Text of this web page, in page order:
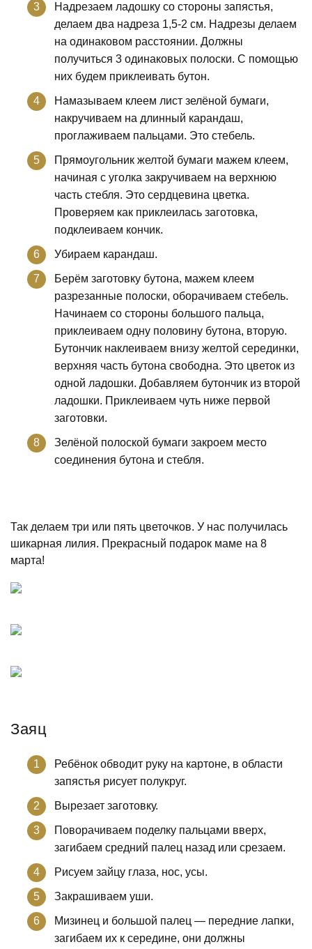
Надрезаем ладошку со стороны запястья,
делаем два надреза 1,5-2 см. Надрезы делаем
на одинаковом расстоянии. Должны
получиться 3 одинаковых полоски. С помощью
них будем приклеивать бутон.
Намазываем клеем лист зелёной бумаги,
накручиваем на длинный карандаш,
проглаживаем пальцами. Это стебель.
Прямоугольник желтой бумаги мажем клеем,
начиная с уголка закручиваем на верхнюю
часть стебля. Это сердцевина цветка.
Проверяем как приклеилась заготовка,
подклеиваем кончик.
Убираем карандаш.
Берём заготовку бутона, мажем клеем
разрезанные полоски, оборачиваем стебель.
Начинаем со стороны большого пальца,
приклеиваем одну половину бутона, вторую.
Бутончик наклеиваем внизу желтой серединки,
верхняя часть бутона свободна. Это цветок из
одной ладошки. Добавляем бутончик из второй
ладошки. Приклеиваем чуть ниже первой
заготовки.
Зелёной полоской бумаги закроем место
соединения бутона и стебля.
Так делаем три или пять цветочков. У нас получилась
шикарная лилия. Прекрасный подарок маме на 8
марта!
Заяц
Ребёнок обводит руку на картоне, в области
запястья рисует полукруг.
Вырезает заготовку.
Поворачиваем поделку пальцами вверх,
загибаем средний палец назад или срезаем.
Рисуем зайцу глаза, нос, усы.
Закрашиваем уши.
Мизинец и большой палец — передние лапки,
загибаем их к середине, они должны